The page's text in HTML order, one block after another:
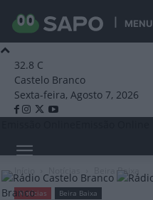
MENU
32.8 C
Castelo Branco
Sexta-feira, Agosto 7, 2026
Branco
Beira Baixa
Notícias Beira Baixa